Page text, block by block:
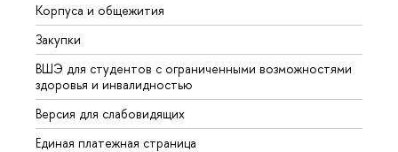
Корпуса и общежития
Закупки
ВШЭ для студентов с ограниченными возможностями
здоровья и инвалидностью
Версия для слабовидящих
Единая платежная страница